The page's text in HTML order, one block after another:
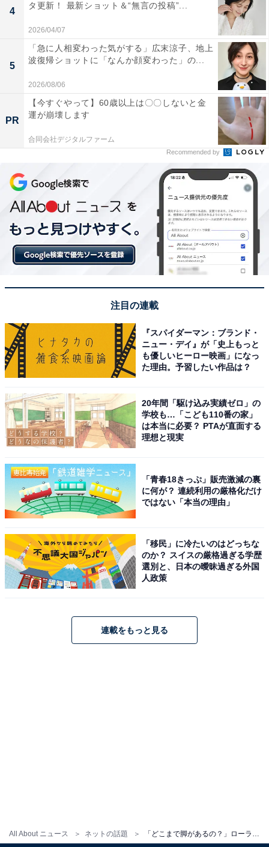
All About ニュース ネットの話題
4
タ更新！ 最新ショット＆“無言の投稿”...
2026/04/07
5
「急に人相変わった気がする」広末涼子、地上
波復帰ショットに「なんか顔変わった」の...
2026/08/06
PR
【今すぐやって】60歳以上は〇〇しないと金
運が崩壊します
合同会社デジタルファーム
Recommended by
注目の連載
『スパイダーマン：ブランド・
ニュー・デイ』が「史上もっと
も優しいヒーロー映画」になっ
た理由。予習したい作品は？
20年間「駆け込み実績ゼロ」の
学校も…「こども110番の家」
は本当に必要？ PTAが直面する
理想と現実
「青春18きっぷ」販売激減の裏
に何が？ 連続利用の厳格化だけ
ではない「本当の理由」
「移民」に冷たいのはどっちな
のか？ スイスの厳格過ぎる学歴
選別と、日本の曖昧過ぎる外国
人政策
連載をもっと見る